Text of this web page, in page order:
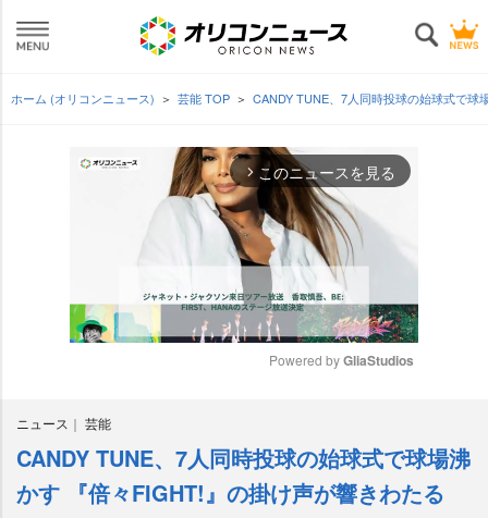
ホーム (オリコンニュース) 芸能 TOP CANDY TUNE、7人同時投球の始球式で
arrow_forward_ios このニュースを見る
t
e
Powered by GliaStudios
ニュース 芸能
CANDY TUNE、7人同時投球の始球式で球場沸
かす 『倍々FIGHT!』の掛け声が響きわたる